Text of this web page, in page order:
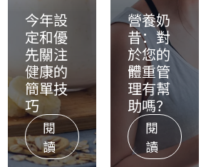
今年設
定和優
先關注
健康的
簡單技
巧
閱
讀
​​營養奶
昔：對
於您的
體重管
理有幫
助嗎？​
閱
讀